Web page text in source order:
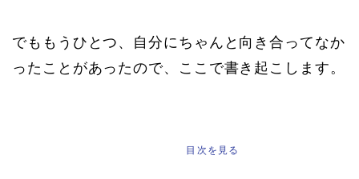
でももうひとつ、自分にちゃんと向き合ってなか
ったことがあったので、ここで書き起こします。
目次を見る